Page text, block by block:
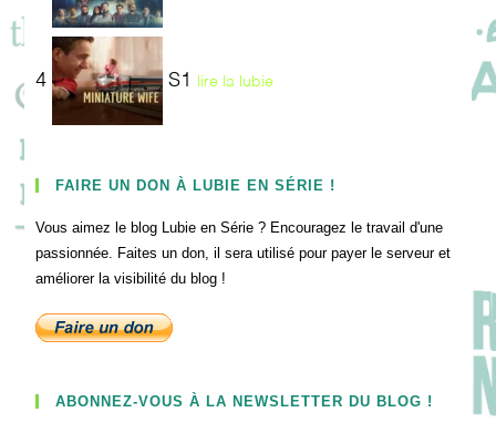
4 S1 lire la lubie
FAIRE UN DON À LUBIE EN SÉRIE !
Vous aimez le blog Lubie en Série ? Encouragez le travail d'une
passionnée. Faites un don, il sera utilisé pour payer le serveur et
améliorer la visibilité du blog !
ABONNEZ-VOUS À LA NEWSLETTER DU BLOG !